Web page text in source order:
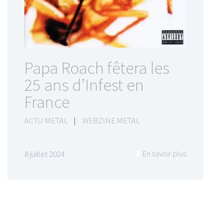
Papa Roach fêtera les
25 ans d’Infest en
France
ACTU METAL | WEBZINE METAL
8 juillet 2024 En savoir plus